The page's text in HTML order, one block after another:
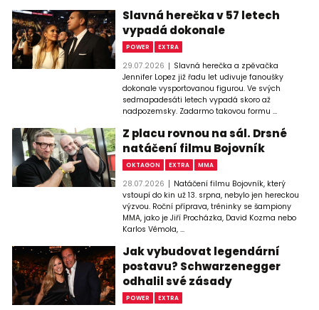
Slavná herečka v 57 letech
vypadá dokonale
POWER EXTRA
29.07.2026
Slavná herečka a zpěvačka
Jennifer Lopez již řadu let udivuje fanoušky
dokonale vysportovanou figurou. Ve svých
sedmapadesáti letech vypadá skoro až
nadpozemsky. Zadarmo takovou formu ...
Z placu rovnou na sál. Drsné
natáčení filmu Bojovník
OKTAGON EXTRA MMA
28.07.2026
Natáčení filmu Bojovník, který
vstoupí do kin už 13. srpna, nebylo jen hereckou
výzvou. Roční příprava, tréninky se šampiony
MMA, jako je Jiří Procházka, David Kozma nebo
Karlos Vémola, ...
Jak vybudovat legendární
postavu? Schwarzenegger
odhalil své zásady
POWER EXTRA